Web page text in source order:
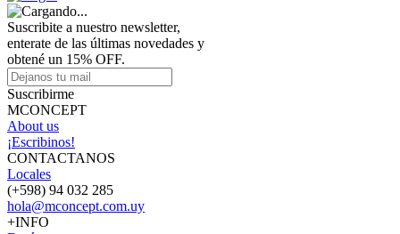
Suscribite a nuestro newsletter,
enterate de las últimas novedades y
obtené un 15% OFF.
Suscribirme
MCONCEPT
About us
¡Escribinos!
CONTACTANOS
Locales
(+598) 94 032 285
hola@mconcept.com.uy
+INFO